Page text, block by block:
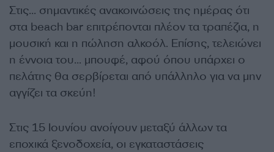
Στις… σημαντικές ανακοινώσεις της ημέρας ότι
στα beach bar επιτρέπονται πλέον τα τραπέζια, η
μουσική και η πώληση αλκοόλ. Επίσης, τελειώνει
η έννοια του… μπουφέ, αφού όπου υπάρχει ο
πελάτης θα σερβίρεται από υπάλληλο για να μην
αγγίζει τα σκεύη!
Στις 15 Ιουνίου ανοίγουν μεταξύ άλλων τα
εποχικά ξενοδοχεία, οι εγκαταστάσεις